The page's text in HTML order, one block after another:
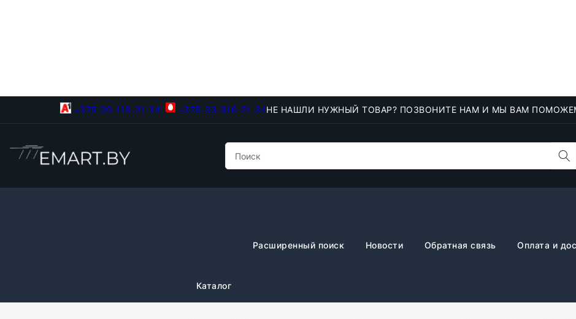
+375-29-118-21-34 +375-33-918-21-34НЕ НАШЛИ НУЖНЫЙ ТОВАР? ПОЗВОНИТЕ НАМ И МЫ ВАМ
Каталог
Расширенный поиск Новости Обратная связь Оплата и